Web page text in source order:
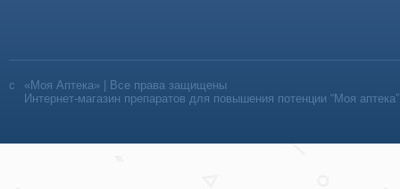
«Моя Аптека» | Все права защищены
Интернет-магазин препаратов для повышения потенции “Моя